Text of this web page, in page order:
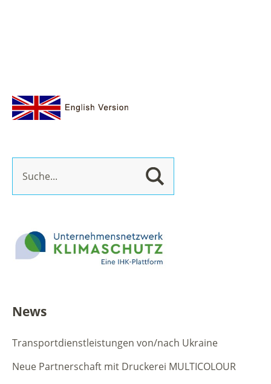
News
Transportdienstleistungen von/nach Ukraine
Neue Partnerschaft mit Druckerei MULTICOLOUR